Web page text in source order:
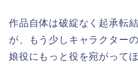
作品自体は破綻なく起承転
が、もう少しキャラクター
娘役にもっと役を宛がって